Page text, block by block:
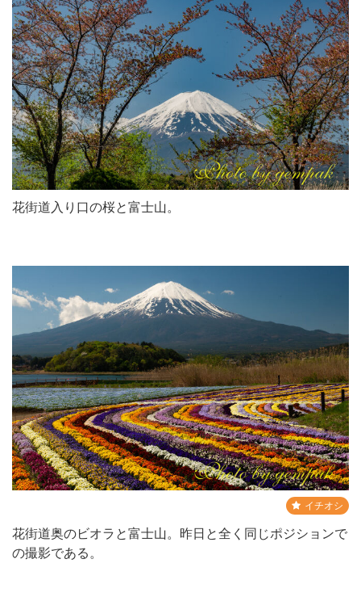
花街道入り口の桜と富士山。
イチオシ
花街道奥のビオラと富士山。昨日と全く同じポジションで
の撮影である。